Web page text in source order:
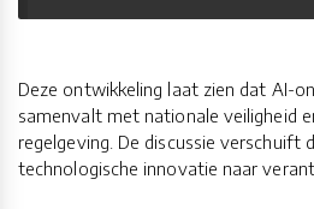
Deze ontwikkeling laat zien dat AI-
samenvalt met nationale veiligheid
regelgeving. De discussie verschuift
technologische innovatie naar